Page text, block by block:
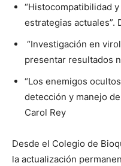
“Histocompatibilidad
estrategias actuales”.
“Investigación en
presentar resultados
“Los enemigos
detección y manejo
Carol Rey
Desde el Colegio de
la actualización